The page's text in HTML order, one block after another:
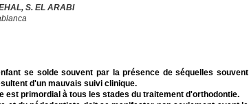
S. EL ARABI
se solde souvent par la présence de séquelles souvent
d'un mauvais suivi clinique.
est primordial à tous les stades du traitement d'orthodontie.